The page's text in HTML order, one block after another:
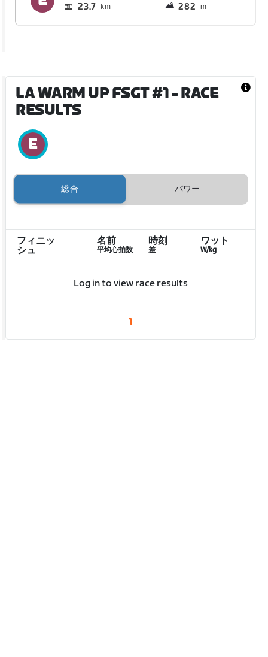
23.7 km 282 m
LA WARM UP FSGT #1- RACE
RESULTS
総合 パワー
フィニッ
シュ
名前
平均心拍数
時刻
差
ワット
W/kg
Log in to view race results
1